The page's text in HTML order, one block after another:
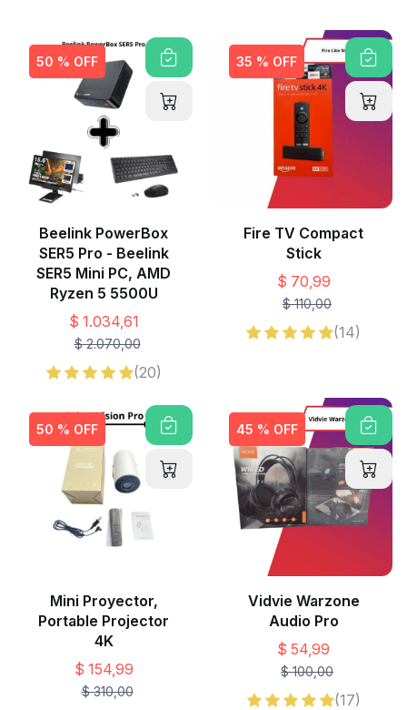
50 % OFF
Beelink PowerBox
SER5 Pro - Beelink
SER5 Mini PC, AMD
Ryzen 5 5500U
$ 1.034,61
$ 2.070,00
(20)
35 % OFF
Fire TV Compact
Stick
$ 70,99
$ 110,00
(14)
50 % OFF
Mini Proyector,
Portable Projector
4K
$ 154,99
$ 310,00
45 % OFF
Vidvie Warzone
Audio Pro
$ 54,99
$ 100,00
(17)